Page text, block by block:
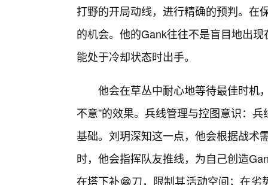
打野的开局动线，进行精确的预判。在
的机会。他的Gank往往不是盲目地出
能处于冷却状态时出手。
他会在草丛中耐心地等待最佳时机
不意”的效果。兵线管理与控图意识：
基础。刘玥深知这一点，他会根据战术
时，他会指挥队友推线，为自己创造
在塔下补😁刀，限制其活动空间；在